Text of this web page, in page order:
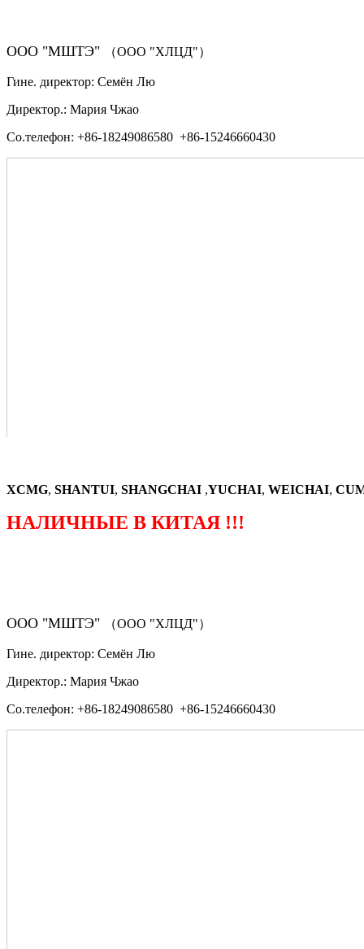
ООО "МШТЭ" （ООО "ХЛЦД"）
Гине. директор: Семён Лю
Директор.: Мария Чжао
Со.телефон: +86-18249086580 +86-15246660430
XCMG, SHANTUI, SHANGCHAI ,YUCHAI, WEICHAI,
НАЛИЧНЫЕ В КИТАЯ !!!
ООО "МШТЭ" （ООО "ХЛЦД"）
Гине. директор: Семён Лю
Директор.: Мария Чжао
Со.телефон: +86-18249086580 +86-15246660430